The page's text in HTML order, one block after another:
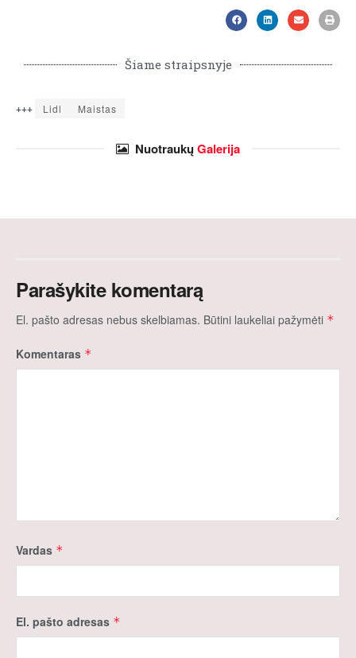
Šiame straipsnyje
+++ Lidl Maistas
NuotraukųGalerija
Parašykite komentarą
El. pašto adresas nebus skelbiamas. Būtini laukeliai pažymėti *
Komentaras *
Vardas *
El. pašto adresas *